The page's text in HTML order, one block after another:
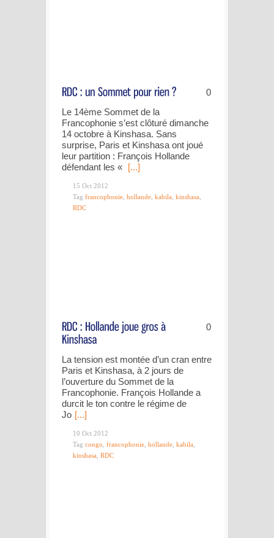
0
Le 14ème Sommet de la
Francophonie s’est clôturé dimanche
14 octobre à Kinshasa. Sans
surprise, Paris et Kinshasa ont joué
leur partition : François Hollande
défendant les « [...]
15 Oct 2012
Tag francophonie hollande kabila kinshasa
RDC
0
La tension est montée d’un cran entre
Paris et Kinshasa, à 2 jours de
l’ouverture du Sommet de la
Francophonie. François Hollande a
durcit le ton contre le régime de
Jo [...]
10 Oct 2012
Tag congo francophonie hollande kabila
kinshasa RDC